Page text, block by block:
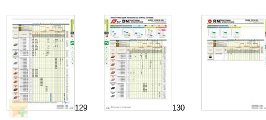
129 130